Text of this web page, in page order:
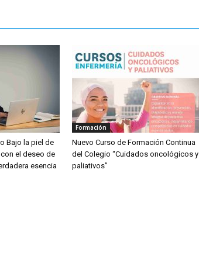
Bajo la piel de
el deseo de
esencia
Formación
Nuevo Curso de Formación Continua
del Colegio “Cuidados oncológicos y
paliativos”